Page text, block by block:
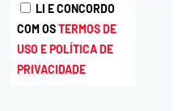
LI E CONCORDO
COM OSTERMOS DE
USO E POLÍTICA DE
PRIVACIDADE